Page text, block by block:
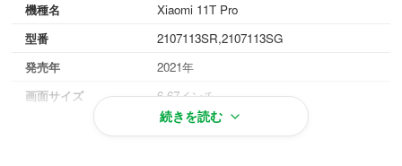
機種名
Xiaomi 11T Pro
型番
2107113SR,2107113SG
発売年
2021年
画面サイズ
6.67インチ
204g
続きを読む